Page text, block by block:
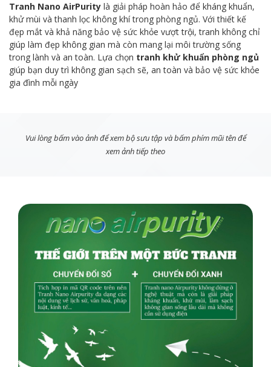
Tranh Nano AirPurity là giải pháp hoàn hảo để kháng khuẩn,
khử mùi và thanh lọc không khí trong phòng ngủ. Với thiết kế
đẹp mắt và khả năng bảo vệ sức khỏe vượt trội, tranh không chỉ
giúp làm đẹp không gian mà còn mang lại môi trường sống
trong lành và an toàn. Lựa chọn tranh khử khuẩn phòng ngủ
giúp bạn duy trì không gian sạch sẽ, an toàn và bảo vệ sức khỏe
gia đình mỗi ngày
Vui lòng bấm vào ảnh để xem bộ sưu tập và bấm phím mũi tên để
xem ảnh tiếp theo